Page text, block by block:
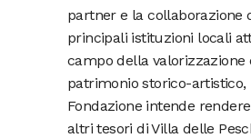
partner e la collaborazione
principali istituzioni locali
campo della valorizzazione
patrimonio storico-artistico,
Fondazione intende
altri tesori di Villa delle